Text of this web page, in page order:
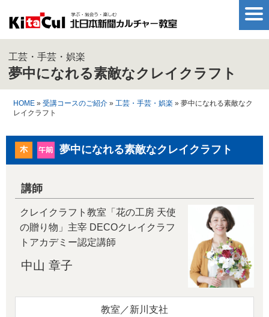
工芸・手芸・娯楽
夢中になれる素敵なクレイクラフト
HOME »受講コースのご紹介 »工芸・手芸・娯楽 » 夢中になれる素敵なク
レイクラフト
夢中になれる素敵なクレイクラフト
講師
クレイクラフト教室「花の工房 天使
の贈り物」主宰 DECOクレイクラフ
トアカデミー認定講師
中山 章子
教室／新川支社